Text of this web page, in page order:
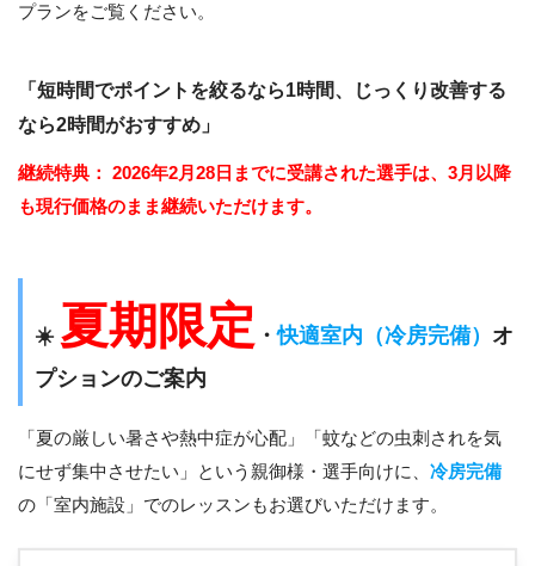
プランをご覧ください。
「短時間でポイントを絞るなら1時間、じっくり改善する
なら2時間がおすすめ」
継続特典：
2026年2月28日までに受講された選手は、3月以降
も現行価格のまま継続いただけます。
☀️ 夏期限定 ・快適室内（冷房完備） オ
プションのご案内
「夏の厳しい暑さや熱中症が心配」「蚊などの虫刺されを気
にせず集中させたい」という親御様・選手向けに、 冷房完備
の「室内施設」でのレッスンもお選びいただけます。